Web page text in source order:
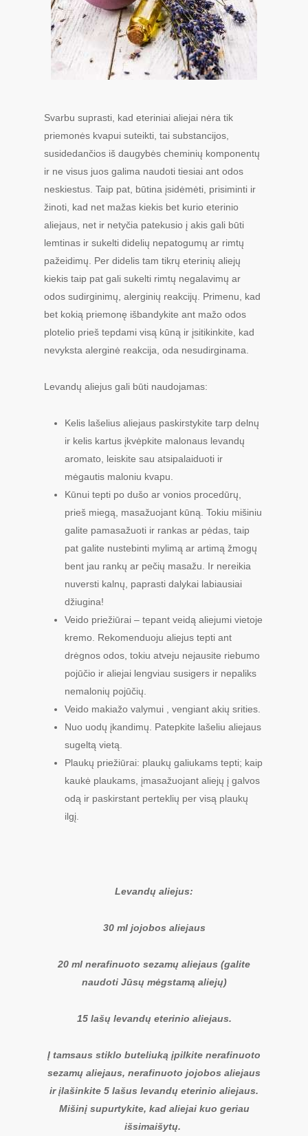
Svarbu suprasti, kad eteriniai aliejai nėra tik
priemonės kvapui suteikti, tai substancijos,
susidedančios iš daugybės cheminių komponentų
ir ne visus juos galima naudoti tiesiai ant odos
neskiestus. Taip pat, būtina įsidėmėti, prisiminti ir
žinoti, kad net mažas kiekis bet kurio eterinio
aliejaus, net ir netyčia patekusio į akis gali būti
lemtinas ir sukelti didelių nepatogumų ar rimtų
pažeidimų. Per didelis tam tikrų eterinių aliejų
kiekis taip pat gali sukelti rimtų negalavimų ar
odos sudirginimų, alerginių reakcijų. Primenu, kad
bet kokią priemonę išbandykite ant mažo odos
plotelio prieš tepdami visą kūną ir įsitikinkite, kad
nevyksta alerginė reakcija, oda nesudirginama.
Levandų aliejus gali būti naudojamas:
Kelis lašelius aliejaus paskirstykite tarp delnų
ir kelis kartus įkvėpkite malonaus levandų
aromato, leiskite sau atsipalaiduoti ir
mėgautis maloniu kvapu.
Kūnui tepti po dušo ar vonios procedūrų,
prieš miegą, masažuojant kūną. Tokiu mišiniu
galite pamasažuoti ir rankas ar pėdas, taip
pat galite nustebinti mylimą ar artimą žmogų
bent jau rankų ar pečių masažu. Ir nereikia
nuversti kalnų, paprasti dalykai labiausiai
džiugina!
Veido priežiūrai – tepant veidą aliejumi vietoje
kremo. Rekomenduoju aliejus tepti ant
drėgnos odos, tokiu atveju nejausite riebumo
pojūčio ir aliejai lengviau susigers ir nepaliks
nemalonių pojūčių.
Veido makiažo valymui , vengiant akių srities.
Nuo uodų įkandimų. Patepkite lašeliu aliejaus
sugeltą vietą.
Plaukų priežiūrai: plaukų galiukams tepti; kaip
kaukė plaukams, įmasažuojant aliejų į galvos
odą ir paskirstant perteklių per visą plaukų
ilgį.
Levandų aliejus:
30 ml jojobos aliejaus
20 ml nerafinuoto sezamų aliejaus (galite
naudoti Jūsų mėgstamą aliejų)
15 lašų levandų eterinio aliejaus.
Į tamsaus stiklo buteliuką įpilkite nerafinuoto
sezamų aliejaus, nerafinuoto jojobos aliejaus
ir įlašinkite 5 lašus levandų eterinio aliejaus.
Mišinį supurtykite, kad aliejai kuo geriau
išsimaišytų.